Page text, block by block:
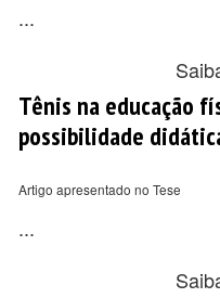
...
Tênis na educação
possibilidade
Artigo apresentado no Tese
...